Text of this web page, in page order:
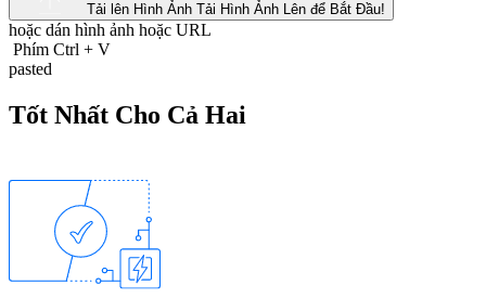
Tải lên Hình Ảnh Tải Hình Ảnh Lên để Bắt Đầu!
hoặc dán hình ảnh hoặc URL
Phím Ctrl + V
pasted
Tốt Nhất Cho Cả Hai